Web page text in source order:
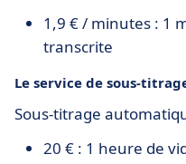
1,9 € / minutes : 1
transcrite
Le service de sous-
Sous-titrage
20 € : 1 heure de